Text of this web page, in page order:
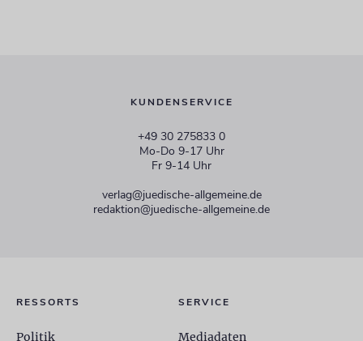
KUNDENSERVICE
+49 30 275833 0
Mo-Do 9-17 Uhr
Fr 9-14 Uhr
verlag@juedische-allgemeine.de
redaktion@juedische-allgemeine.de
RESSORTS
Politik
SERVICE
Mediadaten